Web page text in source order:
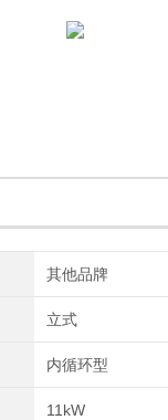
其他品牌
立式
内循环型
11kW